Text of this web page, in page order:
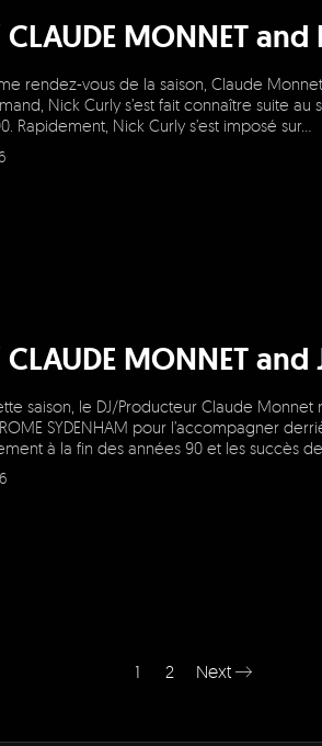
CLAUDE MONNET and
rendez-vous de la saison, Claude Monnet
Nick Curly s’est fait connaître suite au
Rapidement, Nick Curly s’est imposé sur…
MONNET and
saison, le DJ/Producteur Claude
SYDENHAM pour l’accompagner
à la fin des années 90 et les succès de
1 2 Next